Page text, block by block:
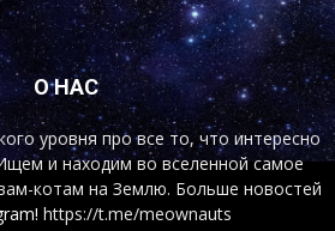
О НАС
уровня про все то, что интересно
и находим во вселенной самое
котам на Землю. Больше новостей
https://t.me/meownauts